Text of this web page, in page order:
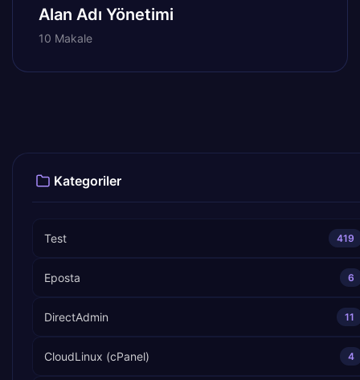
Alan Adı Yönetimi
10 Makale
Kategoriler
Test 419
Eposta 6
DirectAdmin 11
CloudLinux (cPanel) 4